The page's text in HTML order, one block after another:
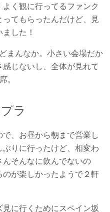
く観に行ってるファンク
てもらったんだけど、見
した！
まんなか。小さい会場だか
じないし、全体が見れて
。
ラ
、お昼から朝まで営業し
りに行ったけど、相変わ
んそんなに飲んでないの
が楽しかったようで２軒
に行くためにスペイン坂